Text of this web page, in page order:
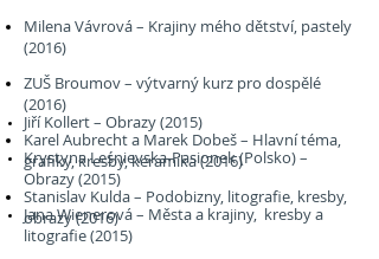
Milena Vávrová – Krajiny mého dětství, pastely
(2016)
ZUŠ Broumov – výtvarný kurz pro dospělé
(2016)
Karel Aubrecht a Marek Dobeš – Hlavní téma,
grafiky, kresby, keramika (2016)
Stanislav Kulda – Podobizny, litografie, kresby,
obrazy (2016)
Jiří Kollert – Obrazy (2015)
Krystyna Leśnievska-Pasionek (Polsko) –
Obrazy (2015)
Jana Wienerová – Města a krajiny, kresby a
litografie (2015)